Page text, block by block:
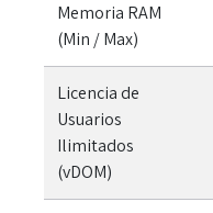
Memoria RAM
(Min / Max)
Licencia de
Usuarios
Ilimitados
(vDOM)